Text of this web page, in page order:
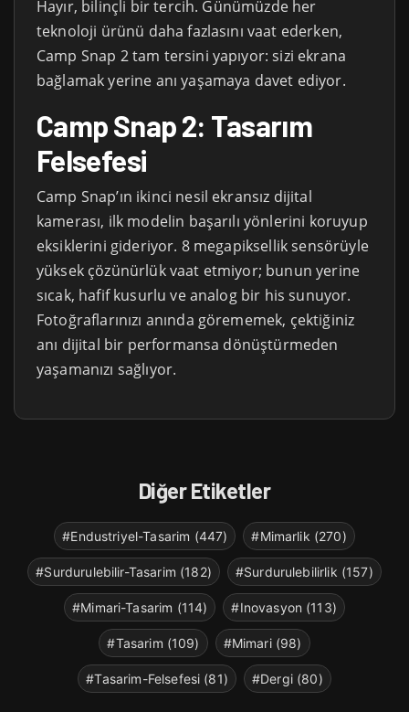
Hayır, bilinçli bir tercih. Günümüzde her
teknoloji ürünü daha fazlasını vaat ederken,
Camp Snap 2 tam tersini yapıyor: sizi ekrana
bağlamak yerine anı yaşamaya davet ediyor.
Camp Snap 2: Tasarım
Felsefesi
Camp Snap’ın ikinci nesil ekransız dijital
kamerası, ilk modelin başarılı yönlerini koruyup
eksiklerini gideriyor. 8 megapiksellik sensörüyle
yüksek çözünürlük vaat etmiyor; bunun yerine
sıcak, hafif kusurlu ve analog bir his sunuyor.
Fotoğraflarınızı anında görememek, çektiğiniz
anı dijital bir performansa dönüştürmeden
yaşamanızı sağlıyor.
Diğer Etiketler
#Endustriyel-Tasarim (447) #Mimarlik (270)
#Surdurulebilir-Tasarim (182) #Surdurulebilirlik (157)
#Mimari-Tasarim (114) #Inovasyon (113)
#Tasarim (109) #Mimari (98)
#Tasarim-Felsefesi (81) #Dergi (80)